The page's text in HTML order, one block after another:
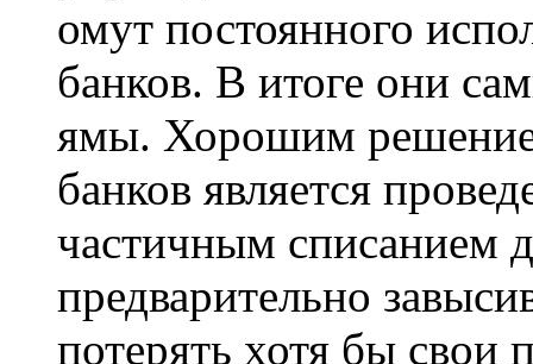
омут постоянного
банков. В итоге они
ямы. Хорошим
банков является
частичным списанием
предварительно
потерять хотя бы свои